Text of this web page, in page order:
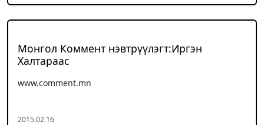
Монгол Коммент нэвтрүүлэгт:Иргэн
Халтараас
www.comment.mn
2015.02.16